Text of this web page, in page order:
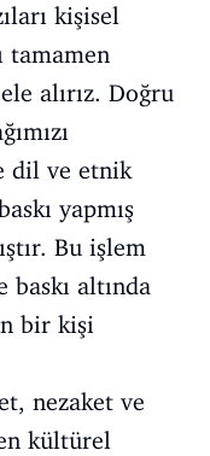
kişisel
tamamen
alırız. Doğru
dil ve etnik
yapmış
Bu işlem
baskı altında
bir kişi
nezaket ve
kültürel